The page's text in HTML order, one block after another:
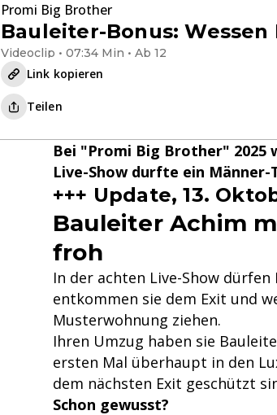
Promi Big Brother
Bauleiter-Bonus:
Videoclip • 07:34 Min • Ab 12
Link kopieren
Teilen
Bei "Promi Big Brother" 2025
Live-Show durfte ein Männer-
+++ Update, 13.
Bauleiter Achim
froh
In der achten Live-Show
entkommen sie dem Exit und
Musterwohnung ziehen.
Ihren Umzug haben sie
ersten Mal überhaupt in den
dem nächsten Exit geschützt
Schon gewusst?